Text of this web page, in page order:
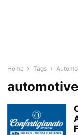
Home Tags
automotive